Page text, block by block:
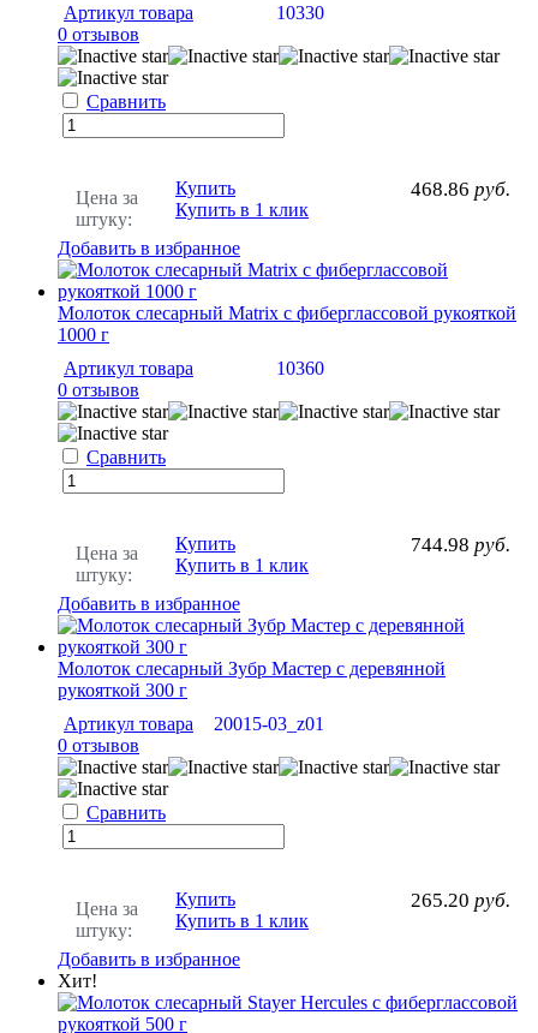
Артикул товара
10330
0 отзывов
Сравнить
Цена за
штуку:
468.86 руб.
Купить
Купить в 1 клик
Добавить в избранное
Молоток слесарный Matrix с фиберглассовой рукояткой
1000 г
Артикул товара
10360
0 отзывов
Сравнить
Цена за
штуку:
744.98 руб.
Купить
Купить в 1 клик
Добавить в избранное
Молоток слесарный Зубр Мастер с деревянной
рукояткой 300 г
Артикул товара
20015-03_z01
0 отзывов
Сравнить
Цена за
штуку:
265.20 руб.
Купить
Купить в 1 клик
Добавить в избранное
Хит!